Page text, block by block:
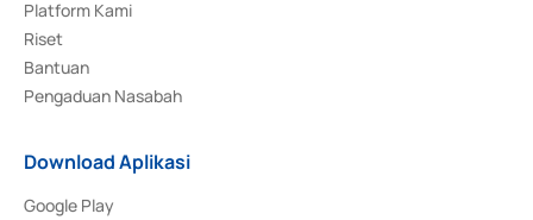
Platform Kami
Riset
Bantuan
Pengaduan Nasabah
Download Aplikasi
Google Play